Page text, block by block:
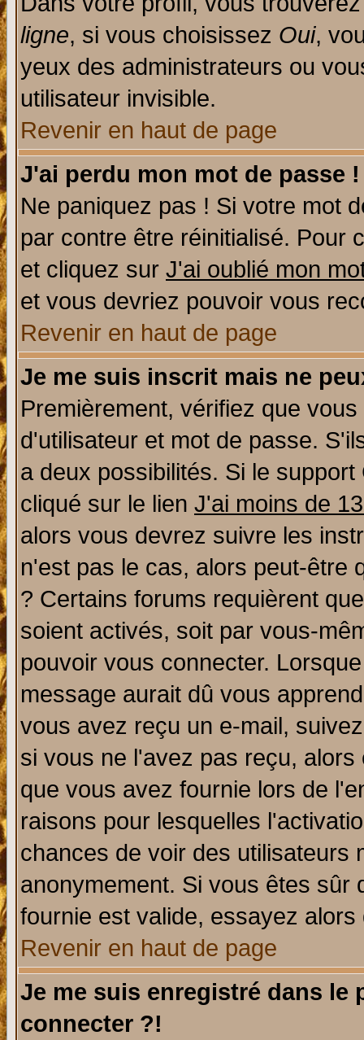
ligne, si vous choisissez Oui,
yeux des administrateurs ou
utilisateur invisible.
Revenir en haut de page
J'ai perdu mon mot de passe !
Ne paniquez pas ! Si votre mot
par contre être réinitialisé. Pour
et cliquez sur J'ai oublié mon
et vous devriez pouvoir vous
Revenir en haut de page
Je me suis inscrit mais ne
Premièrement, vérifiez que
d'utilisateur et mot de passe.
a deux possibilités. Si le
cliqué sur le lien J'ai moins de
alors vous devrez suivre les
n'est pas le cas, alors peut-être
? Certains forums requièrent
soient activés, soit par vous-
pouvoir vous connecter.
message aurait dû vous
vous avez reçu un e-mail,
si vous ne l'avez pas reçu,
que vous avez fournie lors de
raisons pour lesquelles
chances de voir des utilisateurs
anonymement. Si vous êtes sûr
fournie est valide, essayez
Revenir en haut de page
Je me suis enregistré dans le
connecter ?!